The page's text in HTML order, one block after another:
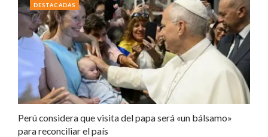
Perú considera que visita del papa será «un bálsamo»
para reconciliar el país
DESTACADAS